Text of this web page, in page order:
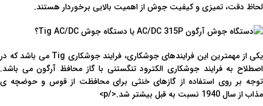
لحاظ دقت، تمیزی و کیفیت جوش از اهمیت بالایی برخوردار هستند.
یکی از مهمترین این فرایندهای جوشکاری، فرایند جوشکاری Tig می باشد که در
اصطلاح به فرایند جوشکاری الکترود تنگستنی با گاز محافظ آرگون می باشد.
توجه بر روی استفاده از گازهای خنثی برای محافظت از قوس و حوضچه ی
مذاب از سال 1940 نسبت به قبل بیشتر شد.</p>